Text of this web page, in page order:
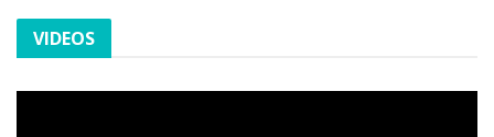
VIDEOS